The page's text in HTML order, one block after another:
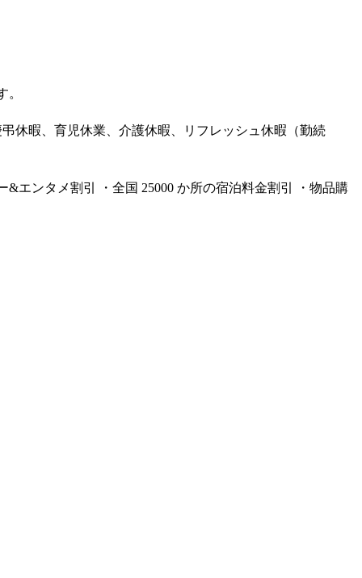
休暇、育児休業、介護休暇、リフレッシュ休暇（勤続
エンタメ割引 ・全国 25000 か所の宿泊料金割引 ・物品購